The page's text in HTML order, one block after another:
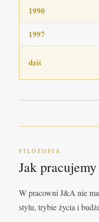
1990
1997
dziś
FILOZOFIA
Jak
W pracowni J&A nie
stylu, trybie życia i